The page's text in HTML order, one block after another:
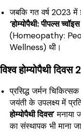
जबकि गत वर्ष 2023 में
‘होम्योपैथी: पीपल्स
(Homeopathy:
Wellness) थी।
विश्व होम्योपैथी
प्रसिद्ध जर्मन
जयंती के उपलक्ष्य में
होम्योपैथी दिवस’मनाया
का संस्थापक भी माना